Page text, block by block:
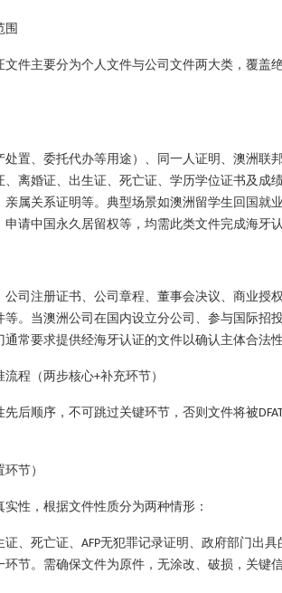
围
文件主要分为个人文件与公司文件两大类，覆盖
置、委托代办等用途）、同一人证明、澳洲联
离婚证、出生证、死亡证、学历学位证书及成
属关系证明等。典型场景如澳洲留学生回国就
请中国永久居留权等，均需此类文件完成海牙认
司注册证书、公司章程、董事会决议、商业授
。当澳洲公司在国内设立分公司、参与国际招
常要求提供经海牙认证的文件以确认主体合法性
流程（两步核心+补充环节）
后顺序，不可跳过关键环节，否则文件将被
节）
性，根据文件性质分为两种情形：
、死亡证、 AFP无犯罪记录证明、政府部门出具
节。需确保文件为原件，无涂改、破损，关键信